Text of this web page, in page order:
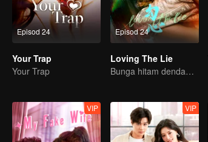
Episod 24
Your Trap
Your Trap
Episod 24
Loving The Lie
Bunga hitam dendam terperangkap cinta dengan pewaris nakal
VIP VIP